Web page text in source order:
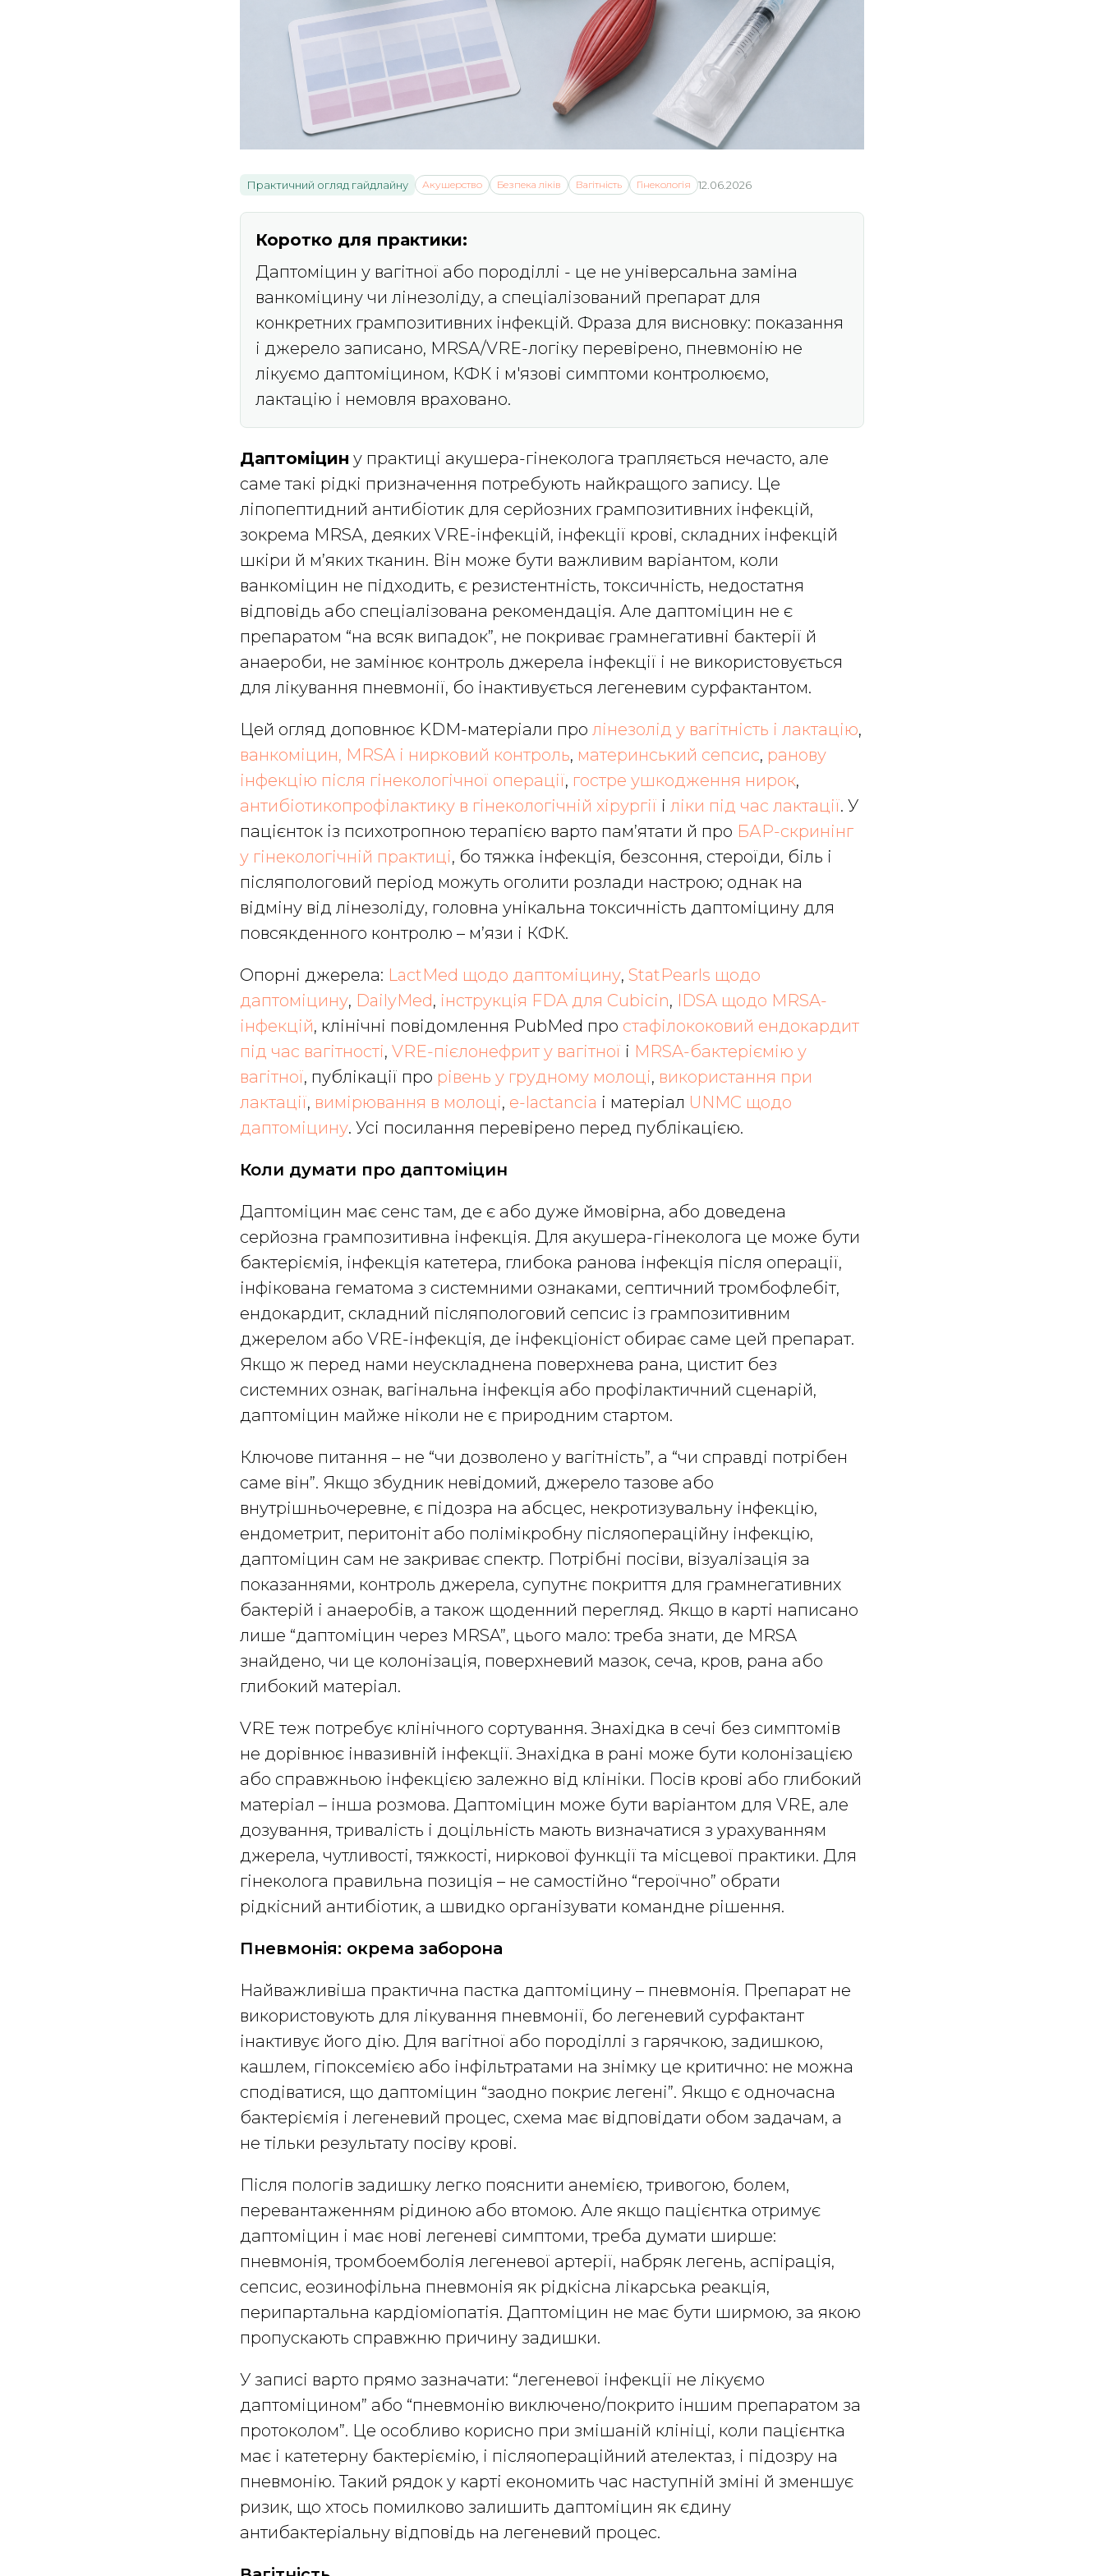
Практичний огляд гайдлайну Акушерство Безпека ліків Вагітність Гінекологія 12.06.2026
Коротко для практики:
Даптоміцин у вагітної або породіллі - це не універсальна заміна
ванкоміцину чи лінезоліду, а спеціалізований препарат для
конкретних грампозитивних інфекцій. Фраза для висновку: показання
і джерело записано, MRSA/VRE-логіку перевірено, пневмонію не
лікуємо даптоміцином, КФК і м'язові симптоми контролюємо,
лактацію і немовля враховано.
Даптоміцин у практиці акушера-гінеколога трапляється нечасто, але
саме такі рідкі призначення потребують найкращого запису. Це
ліпопептидний антибіотик для серйозних грампозитивних інфекцій,
зокрема MRSA, деяких VRE-інфекцій, інфекції крові, складних інфекцій
шкіри й м’яких тканин. Він може бути важливим варіантом, коли
ванкоміцин не підходить, є резистентність, токсичність, недостатня
відповідь або спеціалізована рекомендація. Але даптоміцин не є
препаратом “на всяк випадок”, не покриває грамнегативні бактерії й
анаероби, не замінює контроль джерела інфекції і не використовується
для лікування пневмонії, бо інактивується легеневим сурфактантом.
Цей огляд доповнює KDM-матеріали про лінезолід у вагітність і лактацію,
ванкоміцин, MRSA і нирковий контроль, материнський сепсис, ранову
інфекцію після гінекологічної операції, гостре ушкодження нирок,
антибіотикопрофілактику в гінекологічній хірургії і ліки під час лактації. У
пацієнток із психотропною терапією варто пам’ятати й про БАР-скринінг
у гінекологічній практиці, бо тяжка інфекція, безсоння, стероїди, біль і
післяпологовий період можуть оголити розлади настрою; однак на
відміну від лінезоліду, головна унікальна токсичність даптоміцину для
повсякденного контролю – м’язи і КФК.
Опорні джерела: LactMed щодо даптоміцину, StatPearls щодо
даптоміцину, DailyMed, інструкція FDA для Cubicin, IDSA щодо MRSA-
інфекцій, клінічні повідомлення PubMed про стафілококовий ендокардит
під час вагітності, VRE-пієлонефрит у вагітної і MRSA-бактеріємію у
вагітної, публікації про рівень у грудному молоці, використання при
лактації, вимірювання в молоці, e-lactancia і матеріал UNMC щодо
даптоміцину. Усі посилання перевірено перед публікацією.
Коли думати про даптоміцин
Даптоміцин має сенс там, де є або дуже ймовірна, або доведена
серйозна грампозитивна інфекція. Для акушера-гінеколога це може бути
бактеріємія, інфекція катетера, глибока ранова інфекція після операції,
інфікована гематома з системними ознаками, септичний тромбофлебіт,
ендокардит, складний післяпологовий сепсис із грампозитивним
джерелом або VRE-інфекція, де інфекціоніст обирає саме цей препарат.
Якщо ж перед нами неускладнена поверхнева рана, цистит без
системних ознак, вагінальна інфекція або профілактичний сценарій,
даптоміцин майже ніколи не є природним стартом.
Ключове питання – не “чи дозволено у вагітність”, а “чи справді потрібен
саме він”. Якщо збудник невідомий, джерело тазове або
внутрішньочеревне, є підозра на абсцес, некротизувальну інфекцію,
ендометрит, перитоніт або полімікробну післяопераційну інфекцію,
даптоміцин сам не закриває спектр. Потрібні посіви, візуалізація за
показаннями, контроль джерела, супутнє покриття для грамнегативних
бактерій і анаеробів, а також щоденний перегляд. Якщо в карті написано
лише “даптоміцин через MRSA”, цього мало: треба знати, де MRSA
знайдено, чи це колонізація, поверхневий мазок, сеча, кров, рана або
глибокий матеріал.
VRE теж потребує клінічного сортування. Знахідка в сечі без симптомів
не дорівнює інвазивній інфекції. Знахідка в рані може бути колонізацією
або справжньою інфекцією залежно від клініки. Посів крові або глибокий
матеріал – інша розмова. Даптоміцин може бути варіантом для VRE, але
дозування, тривалість і доцільність мають визначатися з урахуванням
джерела, чутливості, тяжкості, ниркової функції та місцевої практики. Для
гінеколога правильна позиція – не самостійно “героїчно” обрати
рідкісний антибіотик, а швидко організувати командне рішення.
Пневмонія: окрема заборона
Найважливіша практична пастка даптоміцину – пневмонія. Препарат не
використовують для лікування пневмонії, бо легеневий сурфактант
інактивує його дію. Для вагітної або породіллі з гарячкою, задишкою,
кашлем, гіпоксемією або інфільтратами на знімку це критично: не можна
сподіватися, що даптоміцин “заодно покриє легені”. Якщо є одночасна
бактеріємія і легеневий процес, схема має відповідати обом задачам, а
не тільки результату посіву крові.
Після пологів задишку легко пояснити анемією, тривогою, болем,
перевантаженням рідиною або втомою. Але якщо пацієнтка отримує
даптоміцин і має нові легеневі симптоми, треба думати ширше:
пневмонія, тромбоемболія легеневої артерії, набряк легень, аспірація,
сепсис, еозинофільна пневмонія як рідкісна лікарська реакція,
перипартальна кардіоміопатія. Даптоміцин не має бути ширмою, за якою
пропускають справжню причину задишки.
У записі варто прямо зазначати: “легеневої інфекції не лікуємо
даптоміцином” або “пневмонію виключено/покрито іншим препаратом за
протоколом”. Це особливо корисно при змішаній клініці, коли пацієнтка
має і катетерну бактеріємію, і післяопераційний ателектаз, і підозру на
пневмонію. Такий рядок у карті економить час наступній зміні й зменшує
ризик, що хтось помилково залишить даптоміцин як єдину
антибактеріальну відповідь на легеневий процес.